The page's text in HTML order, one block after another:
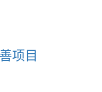
项目